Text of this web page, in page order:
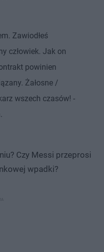
Zawiodłeś
człowiek. Jak on
powinien
Żałosne /
wszech czasów! -
Czy Messi przeprosi
wpadki?